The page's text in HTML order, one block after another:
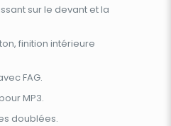
sur le devant et la
finition intérieure
FAG.
MP3.
doublées.